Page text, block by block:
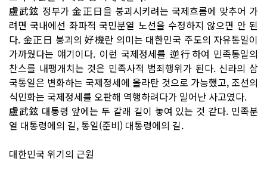
盧武鉉 정부가 金正日을 붕괴시키려는 국제흐름에 맞추어 가
려면 국내에선 좌파적 국민분열 노선을 수정하지 않으면 안 된
다. 金正日 붕괴의 好機란 의미는 대한민국 주도의 자유통일이
가까웠다는 얘기이다. 이런 국제정세를 逆行하여 민족통일의
찬스를 내팽개치는 것은 민족사적 범죄행위가 된다. 신라의 삼
국통일은 변화하는 국제정세에 올라탄 것으로 가능했고, 조선의
식민화는 국제정세를 오판해 역행하려다가 일어난 사고였다.
盧武鉉 대통령 앞에는 두 갈래 길이 놓여 있는 것 같다. 민족분
열 대통령에의 길, 통일(준비) 대통령에의 길.
대한민국 위기의 근원